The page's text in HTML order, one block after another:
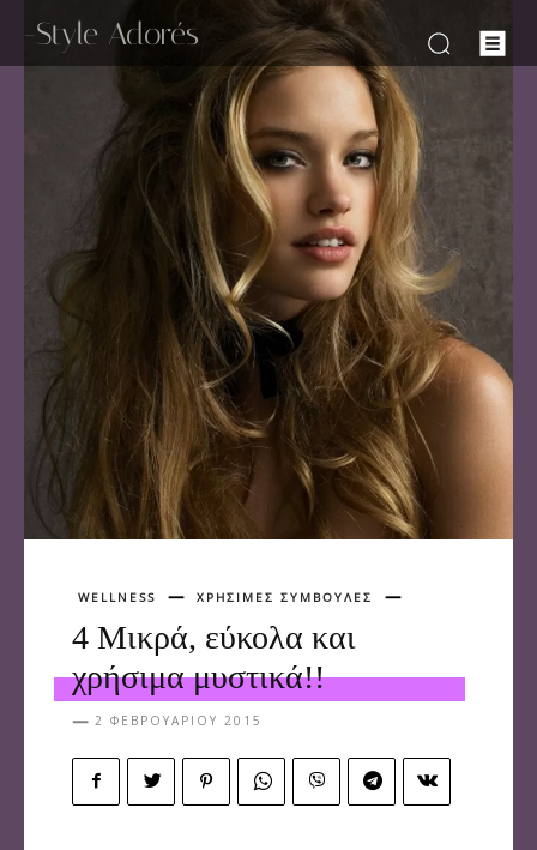
-Style Adorés
WELLNESS ΧΡΗΣΙΜΕΣ ΣΥΜΒΟΥΛΕΣ
4 Μικρά, εύκολα και
χρήσιμα μυστικά!!
2 ΦΕΒΡΟΥΑΡΊΟΥ 2015